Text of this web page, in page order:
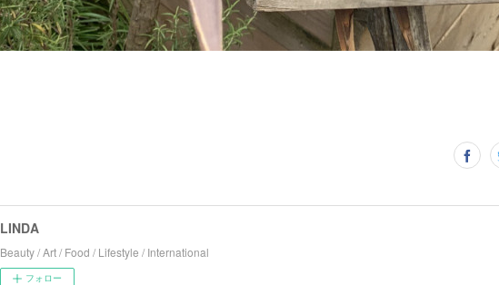
LINDA
Beauty / Art / Food / Lifestyle / International
フォロー